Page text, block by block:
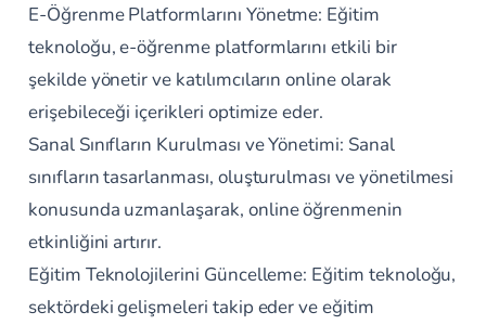
E-Öğrenme Platformlarını Yönetme: Eğitim
teknoloğu, e-öğrenme platformlarını etkili bir
şekilde yönetir ve katılımcıların online olarak
erişebileceği içerikleri optimize eder.
Sanal Sınıfların Kurulması ve Yönetimi: Sanal
sınıfların tasarlanması, oluşturulması ve yönetilmesi
konusunda uzmanlaşarak, online öğrenmenin
etkinliğini artırır.
Eğitim Teknolojilerini Güncelleme: Eğitim teknoloğu,
sektördeki gelişmeleri takip eder ve eğitim